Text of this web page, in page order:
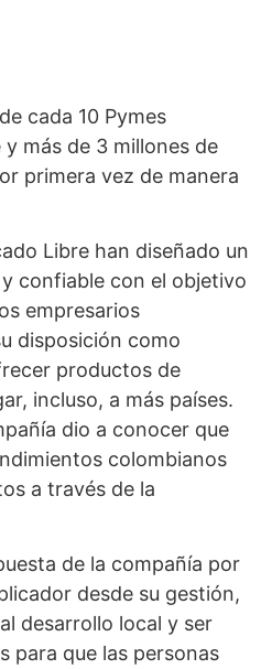
cada 10 Pymes
más de 3 millones de
primera vez de manera
Libre han diseñado un
confiable con el objetivo
empresarios
disposición como
productos de
incluso, a más países.
dio a conocer que
colombianos
a través de la
de la compañía por
desde su gestión,
desarrollo local y ser
para que las personas